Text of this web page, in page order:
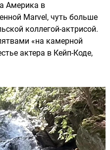
Америка в
Marvel, чуть больше
коллегой-актрисой.
«на камерной
актера в Кейп-Коде,